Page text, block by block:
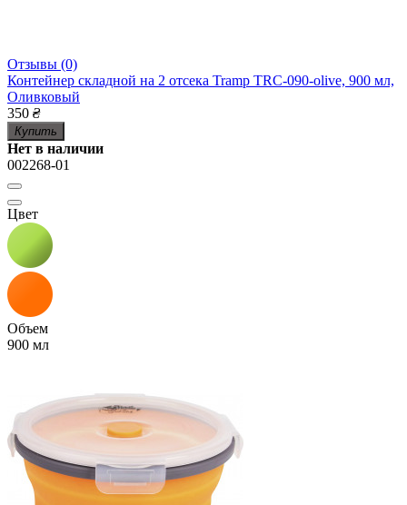
Отзывы (0)
Контейнер складной на 2 отсека Tramp TRC-090-olive, 900 мл,
Оливковый
350 ₴
Купить
Нет в наличии
002268-01
Цвет
Объем
900 мл